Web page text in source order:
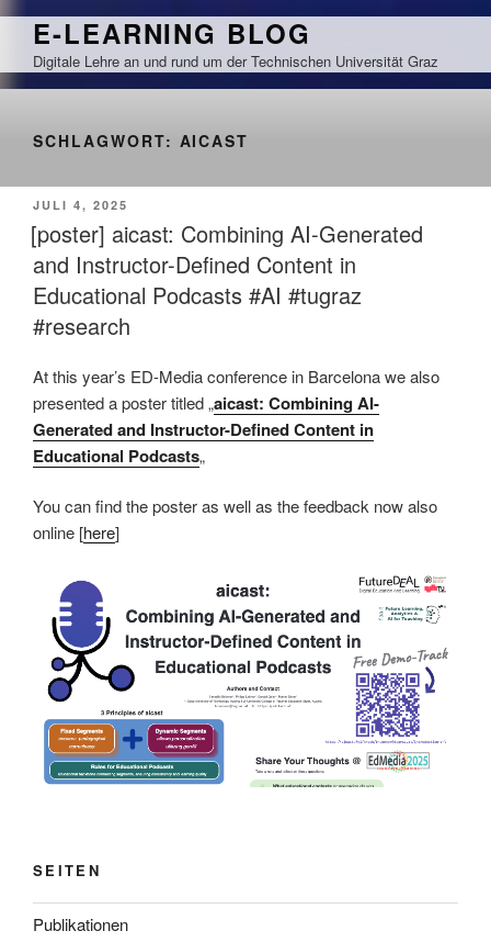
Zum
springen
E-LEARNING BLOG
Digitale Lehre an und rund um der Technischen Universität Graz
SCHLAGWORT: AICAST
VERÖFFENTLICHT
AM
JULI 4, 2025
[poster] aicast: Combining AI-Generated
and Instructor-Defined Content in
Educational Podcasts #AI #tugraz
#research
At this year’s ED-Media conference in Barcelona we also
presented a poster titled „aicast: Combining AI-
Generated and Instructor-Defined Content in
Educational Podcasts„
You can find the poster as well as the feedback now also
online [here]
SEITEN
Publikationen